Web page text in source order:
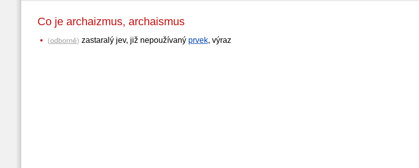
Co je archaizmus, archaismus
(odborně) zastaralý jev, již nepoužívaný prvek, výraz